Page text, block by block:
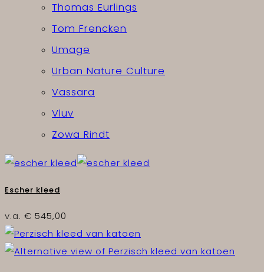
Thomas Eurlings
Tom Frencken
Umage
Urban Nature Culture
Vassara
Vluv
Zowa Rindt
Escher kleed
v.a. € 545,00